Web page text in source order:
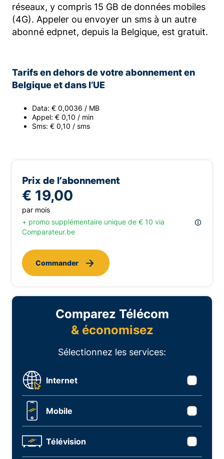
réseaux, y compris 15 GB de données mobiles
(4G). Appeler ou envoyer un sms à un autre
abonné edpnet, depuis la Belgique, est gratuit.
Tarifs en dehors de votre abonnement en
Belgique et dans l’UE
Data: € 0,0036 / MB
Appel: € 0,10 / min
Sms: € 0,10 / sms
Prix de l’abonnement
€ 19,00
par mois
+ promo supplémentaire unique de € 10 via
Comparateur.be
Commander
Comparez Télécom
& économisez
Sélectionnez les services:
Internet
Mobile
Télévision